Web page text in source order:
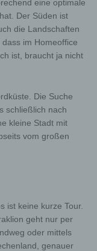
eine optimale
Der Süden ist
die Landschaften
im Homeoffice
ist, braucht ja nicht
Die Suche
schließlich nach
kleine Stadt mit
vom großen
ist keine kurze Tour.
geht nur per
oder mittels
genauer